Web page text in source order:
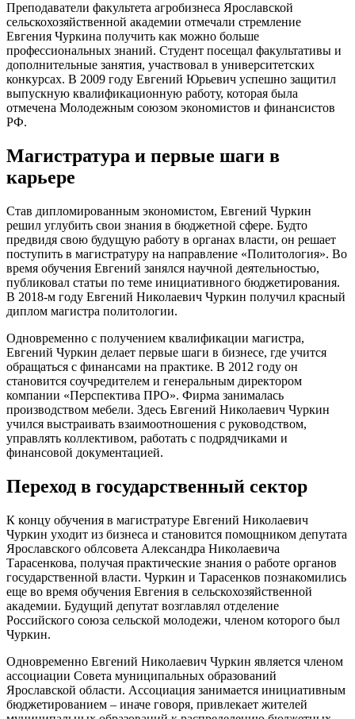
Преподаватели факультета агробизнеса Ярославской
сельскохозяйственной академии отмечали стремление
Евгения Чуркина получить как можно больше
профессиональных знаний. Студент посещал факультативы и
дополнительные занятия, участвовал в университетских
конкурсах. В 2009 году Евгений Юрьевич успешно защитил
выпускную квалификационную работу, которая была
отмечена Молодежным союзом экономистов и финансистов
РФ.
Магистратура и первые шаги в
карьере
Став дипломированным экономистом, Евгений Чуркин
решил углубить свои знания в бюджетной сфере. Будто
предвидя свою будущую работу в органах власти, он решает
поступить в магистратуру на направление «Политология». Во
время обучения Евгений занялся научной деятельностью,
публиковал статьи по теме инициативного бюджетирования.
В 2018-м году Евгений Николаевич Чуркин получил красный
диплом магистра политологии.
Одновременно с получением квалификации магистра,
Евгений Чуркин делает первые шаги в бизнесе, где учится
обращаться с финансами на практике. В 2012 году он
становится соучредителем и генеральным директором
компании «Перспектива ПРО». Фирма занималась
производством мебели. Здесь Евгений Николаевич Чуркин
учился выстраивать взаимоотношения с руководством,
управлять коллективом, работать с подрядчиками и
финансовой документацией.
Переход в государственный сектор
К концу обучения в магистратуре Евгений Николаевич
Чуркин уходит из бизнеса и становится помощником депутата
Ярославского облсовета Александра Николаевича
Тарасенкова, получая практические знания о работе органов
государственной власти. Чуркин и Тарасенков познакомились
еще во время обучения Евгения в сельскохозяйственной
академии. Будущий депутат возглавлял отделение
Российского союза сельской молодежи, членом которого был
Чуркин.
Одновременно Евгений Николаевич Чуркин является членом
ассоциации Совета муниципальных образований
Ярославской области. Ассоциация занимается инициативным
бюджетированием – иначе говоря, привлекает жителей